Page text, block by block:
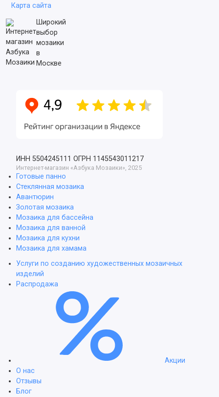
Карта сайта
Широкий
выбор
мозаики
в
Москве
ИНН 5504245111 ОГРН 1145543011217
Интернет-магазин «Азбука Мозаики», 2025
Готовые панно
Стеклянная мозаика
Авантюрин
Золотая мозаика
Мозаика для бассейна
Мозаика для ванной
Мозаика для кухни
Мозаика для хамама
Услуги по созданию художественных мозаичных
изделий
Распродажа
Акции
О нас
Отзывы
Блог